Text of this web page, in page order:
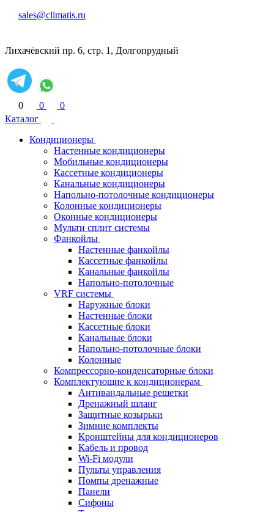
sales@climatis.ru
Лихачёвский пр. 6, стр. 1, Долгопрудный
0 0
0
Каталог
Кондиционеры
Настенные кондиционеры
Мобильные кондиционеры
Кассетные кондиционеры
Канальные кондиционеры
Напольно-потолочные кондиционеры
Колонные кондиционеры
Оконные кондиционеры
Мульти сплит системы
Фанкойлы
Настенные фанкойлы
Кассетные фанкойлы
Канальные фанкойлы
Напольно-потолочные
VRF системы
Наружные блоки
Настенные блоки
Кассетные блоки
Канальные блоки
Напольно-потолочные блоки
Колонные
Компрессорно-конденсаторные блоки
Комплектующие к кондиционерам
Антивандальные решетки
Дренажный шланг
Защитные козырьки
Зимние комплекты
Кронштейны для кондиционеров
Кабель и провод
Wi-Fi модули
Пульты управления
Помпы дренажные
Панели
Сифоны